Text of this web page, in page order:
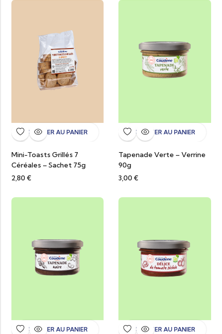
AJOUTER AU PANIER
Mini-Toasts Grillés 7
Céréales – Sachet 75g
2,80 €
AJOUTER AU PANIER
Tapenade Verte – Verrine
90g
3,00 €
AJOUTER AU PANIER AJOUTER AU PANIER